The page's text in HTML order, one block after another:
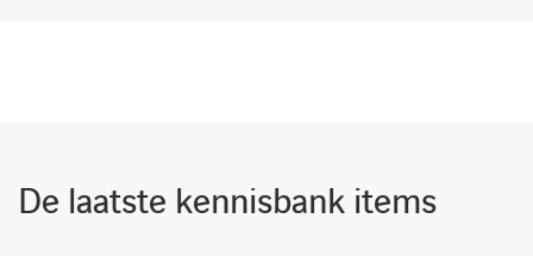
De laatste kennisbank items